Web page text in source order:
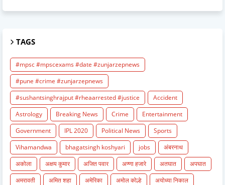
TAGS
#mpsc #mpscexams #date #zunjarzepnews
#pune #crime #zunjarzepnews
#sushantsinghrajput #rheaarrested #justice
Accident
Astrology
Breaking News Crime
Entertainment
Government
IPL 2020 Political News
Sports
Vihamandwa
bhagatsingh koshyari jobs
अंबरनाथ
अकोला
अक्षय कुमार अजित पवार अण्णा हजारे अतघात
अपघात
अमरावती
अमित शहा अमेरिका अमोल कोल्हे
अयोध्या निकाल